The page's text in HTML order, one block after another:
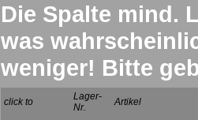
Die Spalte mind.
was
weniger! Bitte
click to
Lager-
Nr.
Artikel